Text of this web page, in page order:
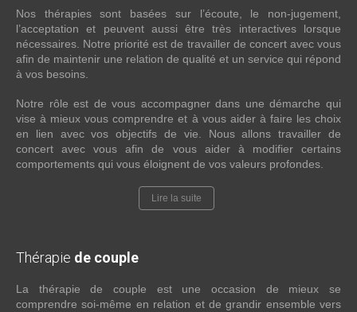
Nos thérapies sont basées sur l’écoute, le non-jugement,
l’acceptation et peuvent aussi être très interactives lorsque
nécessaires. Notre priorité est de travailler de concert avec vous
afin de maintenir une relation de qualité et un service qui répond
à vos besoins.
Notre rôle est de vous accompagner dans une démarche qui
vise à mieux vous comprendre et à vous aider à faire les choix
en lien avec vos objectifs de vie. Nous allons travailler de
concert avec vous afin de vous aider à modifier certains
comportements qui vous éloignent de vos valeurs profondes.
Lire la suite
Thérapie de couple
La thérapie de couple est une occasion de mieux se
comprendre soi-même en relation et de grandir ensemble vers